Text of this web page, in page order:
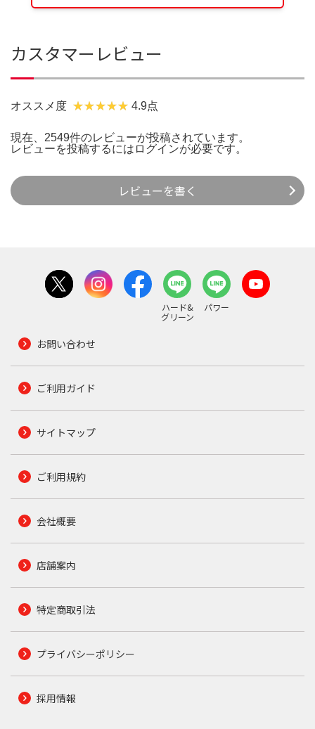
カスタマーレビュー
オススメ度 4.9点
現在、2549件のレビューが投稿されています。
レビューを投稿するには ログインが必要です。
レビューを書く
ハード&
グリーン
パワー
お問い合わせ
ご利用ガイド
サイトマップ
ご利用規約
会社概要
店舗案内
特定商取引法
プライバシーポリシー
採用情報